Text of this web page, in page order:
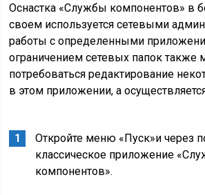
Оснастка «Службы компонентов» в
своем используется сетевыми
работы с определенными
ограничением сетевых папок также
потребоваться редактирование
в этом приложении, а
Откройте меню «Пуск»и через
классическое приложение
компонентов».